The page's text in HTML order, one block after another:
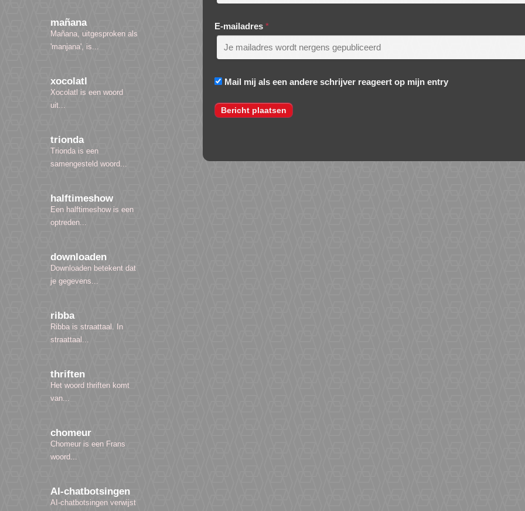
mañana
Mañana, uitgesproken als
'manjana', is...
xocolatl
Xocolatl is een woord
uit...
trionda
Trionda is een
samengesteld woord...
halftimeshow
Een halftimeshow is een
optreden...
downloaden
Downloaden betekent dat
je gegevens...
ribba
Ribba is straattaal. In
straattaal...
thriften
Het woord thriften komt
van...
chomeur
Chomeur is een Frans
woord...
AI-chatbotsingen
AI-chatbotsingen verwijst
E-mailadres *
Mail mij als een andere schrijver reageert op mijn entry